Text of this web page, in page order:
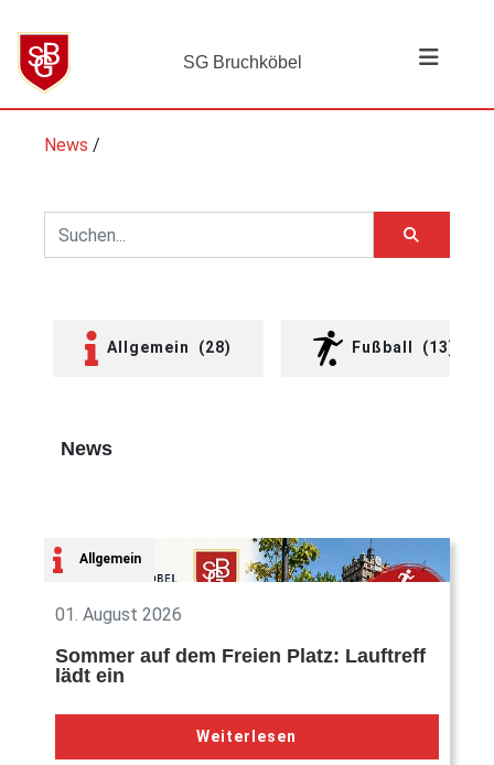
SG Bruchköbel
News /
Allgemein (28) Fußball (13)
News
Allgemein
01. August 2026
Sommer auf dem Freien Platz: Lauftreff
lädt ein
Weiterlesen